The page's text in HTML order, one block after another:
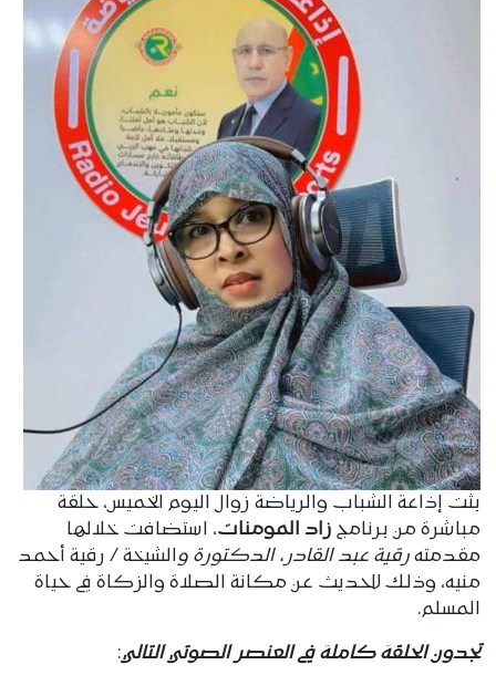
بثت إذاعة الشباب والرياضة زوال اليوم الخميس، حلقة
مباشرة من برنامج زاد المومنات، استضافت خلالها
مقدمته رقية عبد القادر، الدكتورة والشيخة / رقية أحمد
منيه، وذلك للحديث عن مكانة الصلاة والزكاة في حياة
المسلم.
تجدون الحلقة كاملة في العنصر الصوتي التالي: